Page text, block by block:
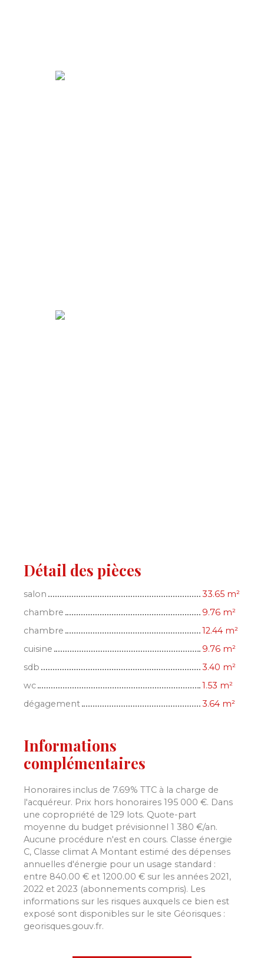
Détail des pièces
salon
33.65 m²
chambre
9.76 m²
chambre
12.44 m²
cuisine
9.76 m²
sdb
3.40 m²
wc
1.53 m²
dégagement
3.64 m²
Informations
complémentaires
Honoraires inclus de 7.69% TTC à la charge de
l'acquéreur. Prix hors honoraires 195 000 €. Dans
une copropriété de 129 lots. Quote-part
moyenne du budget prévisionnel 1 380 €/an.
Aucune procédure n'est en cours. Classe énergie
C, Classe climat A Montant estimé des dépenses
annuelles d'énergie pour un usage standard :
entre 840.00 € et 1200.00 € sur les années 2021,
2022 et 2023 (abonnements compris). Les
informations sur les risques auxquels ce bien est
exposé sont disponibles sur le site Géorisques :
georisques.gouv.fr.